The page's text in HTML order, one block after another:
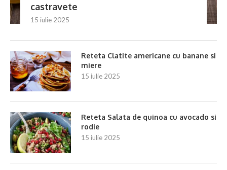
castravete
15 iulie 2025
Reteta Clatite americane cu banane si
miere
15 iulie 2025
Reteta Salata de quinoa cu avocado si
rodie
15 iulie 2025